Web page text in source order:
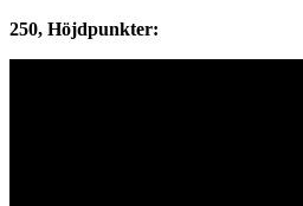
250, Höjdpunkter: